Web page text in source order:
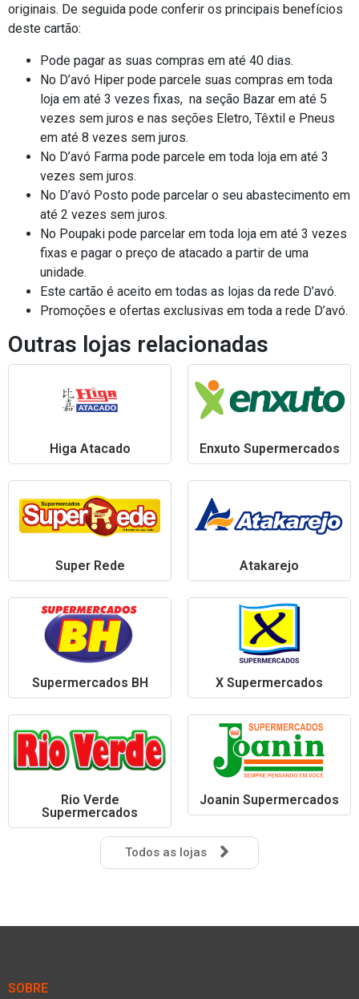
originais. De seguida pode conferir os principais benefícios
deste cartão:
Pode pagar as suas compras em até 40 dias.
No D’avó Hiper pode parcele suas compras em toda
loja em até 3 vezes fixas, na seção Bazar em até 5
vezes sem juros e nas seções Eletro, Têxtil e Pneus
em até 8 vezes sem juros.
No D’avó Farma pode parcele em toda loja em até 3
vezes sem juros.
No D’avó Posto pode parcelar o seu abastecimento em
até 2 vezes sem juros.
No Poupaki pode parcelar em toda loja em até 3 vezes
fixas e pagar o preço de atacado a partir de uma
unidade.
Este cartão é aceito em todas as lojas da rede D’avó.
Promoções e ofertas exclusivas em toda a rede D’avó.
Outras lojas relacionadas
Higa Atacado Enxuto Supermercados
Super Rede Atakarejo
Supermercados BH X Supermercados
Rio Verde
Supermercados
Joanin Supermercados
Todos as lojas
SOBRE